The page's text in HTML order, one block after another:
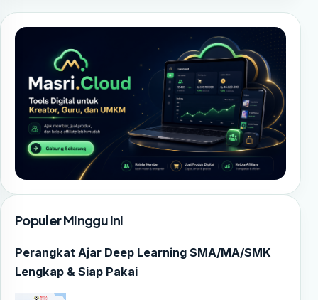
Populer Minggu Ini
Perangkat Ajar Deep Learning SMA/MA/SMK
Lengkap & Siap Pakai